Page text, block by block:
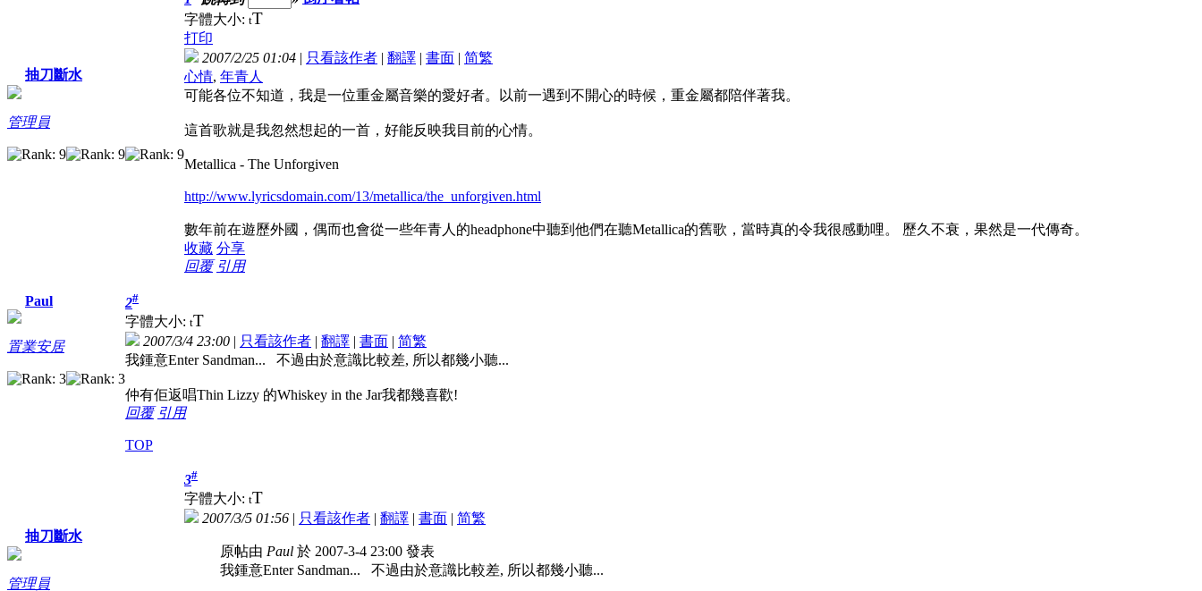
抽刀斷水
管理員
字體大小: tT
打印
2007/2/25 01:04 | 只看該作者 | 翻譯 | 書面 | 简繁
心情, 年青人
可能各位不知道，我是一位重金屬音樂的愛好者。以前一遇到不開心的時候，重金屬都陪伴著我。
這首歌就是我忽然想起的一首，好能反映我目前的心情。
Metallica - The Unforgiven
http://www.lyricsdomain.com/13/metallica/the_unforgiven.html
數年前在遊歷外國，偶而也會從一些年青人的headphone中聽到他們在聽Metallica的舊歌，當時真的令我很感動哩。
歷久不衰，果然是一代傳奇。
收藏 分享
回覆 引用
Paul
置業安居
2#
字體大小: tT
2007/3/4 23:00 | 只看該作者 | 翻譯 | 書面 | 简繁
我鍾意Enter Sandman... 不過由於意識比較差, 所以都幾小聽...
仲有佢返唱Thin Lizzy 的Whiskey in the Jar我都幾喜歡!
回覆 引用
TOP
抽刀斷水
管理員
3#
字體大小: tT
2007/3/5 01:56 | 只看該作者 | 翻譯 | 書面 | 简繁
原帖由 Paul 於 2007-3-4 23:00 發表
我鍾意Enter Sandman... 不過由於意識比較差, 所以都幾小聽...